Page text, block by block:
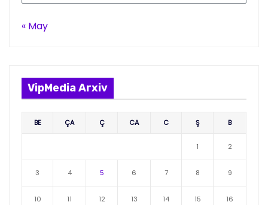
« May
VipMedia Arxiv
BE ÇA Ç CA C Ş B
1 2
3 4 5 6 7 8 9
10 11 12 13 14 15 16